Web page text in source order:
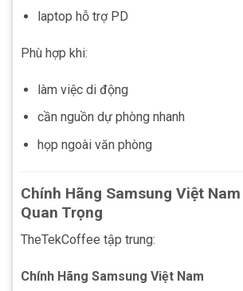
laptop hỗ trợ PD
Phù hợp khi:
làm việc di động
cần nguồn dự phòng nhanh
họp ngoài văn phòng
Chính Hãng Samsung Việt
Quan Trọng
TheTekCoffee tập trung:
Chính Hãng Samsung Việt Nam